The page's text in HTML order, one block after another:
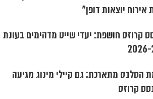
אירוח יוצאות דופן"
קרוזס חושפת: יעדי שייט מדהימים בעונת
הסלבס מתארכת: גם קיילי מינוג מגיעה
קרוזס